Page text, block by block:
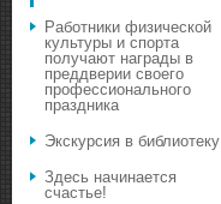
Работники физической
культуры и спорта
получают награды в
преддверии своего
профессионального
праздника
Экскурсия в библиотеку
Здесь начинается
счастье!